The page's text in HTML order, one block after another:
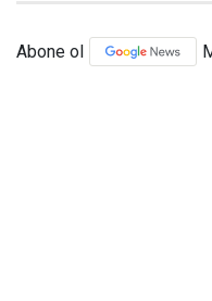
Abone ol